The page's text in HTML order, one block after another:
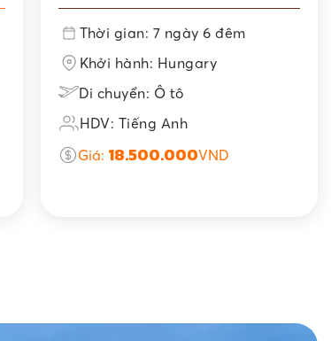
Thời gian: 7 ngày 6 đêm
Khởi hành: Hungary
Di chuyển: Ô tô
HDV: Tiếng Anh
Giá: 18.500.000VND